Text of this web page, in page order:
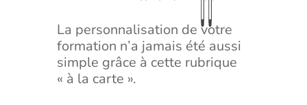
La personnalisation de votre
formation n’a jamais été aussi
simple grâce à cette rubrique
« à la carte ».